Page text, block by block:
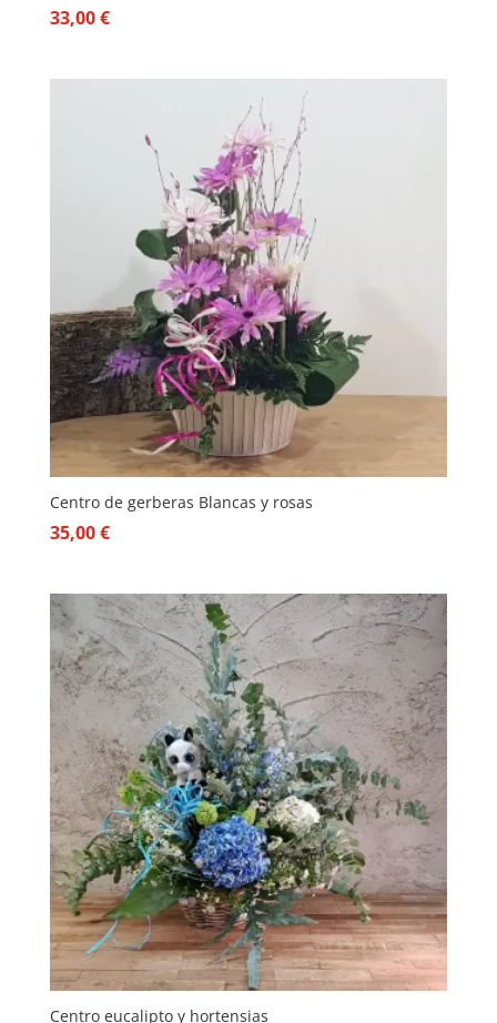
33,00€
Centro de gerberas Blancas y rosas
35,00€
Centro eucalipto y hortensias